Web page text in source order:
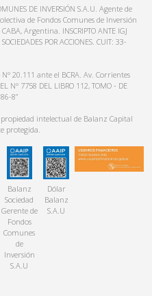
DE INVERSIÓN S.A.U. Agente de
de Fondos Comunes de Inversión
Argentina. INSCRIPTO ANTE IGJ
POR ACCIONES. CUIT: 33-
20.111 ante el BCRA. Av. Corrientes
N° 7758 DEL LIBRO 112, TOMO - DE
8”
intelectual de Balanz Capital
protegida.
Balanz
Sociedad
Gerente de
Fondos
Comunes
de
Inversión
S.A.U
Dólar
Balanz
S.A.U